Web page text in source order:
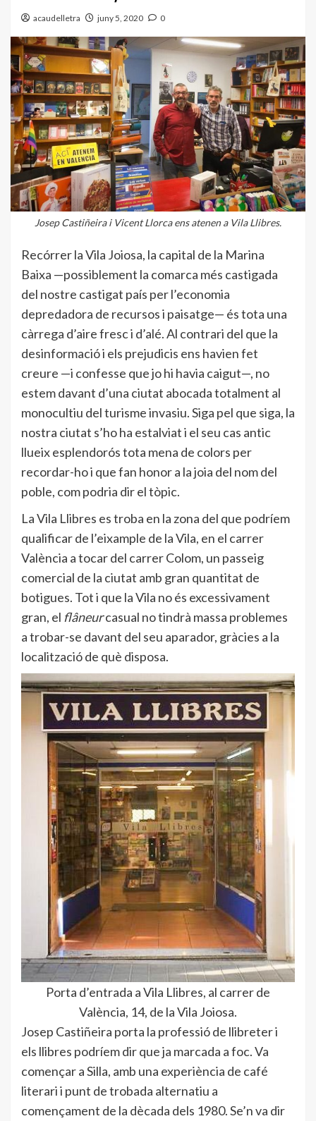
acaudelletra juny 5, 2020 0
Josep Castiñeira i Vicent Llorca ens atenen a Vila Llibres.
Recórrer la Vila Joiosa, la capital de la Marina
Baixa —possiblement la comarca més castigada
del nostre castigat país per l’economia
depredadora de recursos i paisatge— és tota una
càrrega d’aire fresc i d’alé. Al contrari del que la
desinformació i els prejudicis ens havien fet
creure —i confesse que jo hi havia caigut—, no
estem davant d’una ciutat abocada totalment al
monocultiu del turisme invasiu. Siga pel que siga, la
nostra ciutat s’ho ha estalviat i el seu cas antic
llueix esplendorós tota mena de colors per
recordar-ho i que fan honor a la joia del nom del
poble, com podria dir el tòpic.
La Vila Llibres es troba en la zona del que podríem
qualificar de l’eixample de la Vila, en el carrer
València a tocar del carrer Colom, un passeig
comercial de la ciutat amb gran quantitat de
botigues. Tot i que la Vila no és excessivament
gran, el flâneurcasual no tindrà massa problemes
a trobar-se davant del seu aparador, gràcies a la
localització de què disposa.
Porta d’entrada a Vila Llibres, al carrer de
València, 14, de la Vila Joiosa.
Josep Castiñeira porta la professió de llibreter i
els llibres podríem dir que ja marcada a foc. Va
començar a Silla, amb una experiència de café
literari i punt de trobada alternatiu a
començament de la dècada dels 1980. Se’n va dir